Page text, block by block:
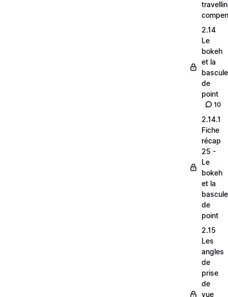
2.14
Le
bokeh
et la
bascule
de
point
10
2.14.1
Fiche
récap
25 -
Le
bokeh
et la
bascule
de
point
2.15
Les
angles
de
prise
de
vue